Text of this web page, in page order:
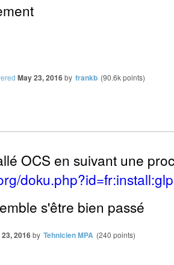
May 23, 2016by frankb (90.6kpoints)
OCS en suivant une
s'être bien passé
2016by Tehnicien MPA (240 points)